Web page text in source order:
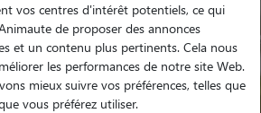
quel animal ?
mon Pet Sitter
vos centres d'intérêt potentiels, ce qui
de proposer des annonces
et un contenu plus pertinents. Cela nous
les performances de notre site Web.
mieux suivre vos préférences, telles que
vous préférez utiliser.